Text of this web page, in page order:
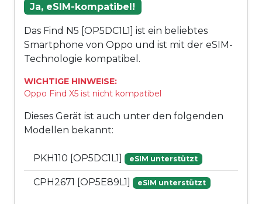
Ja, eSIM-kompatibel!
Das Find N5 [OP5DC1L1] ist ein beliebtes
Smartphone von Oppo und ist mit der eSIM-
Technologie kompatibel.
WICHTIGE HINWEISE:
Oppo Find X5 ist nicht kompatibel
Dieses Gerät ist auch unter den folgenden
Modellen bekannt:
PKH110 [OP5DC1L1] eSIM unterstützt
CPH2671 [OP5E89L1] eSIM unterstützt